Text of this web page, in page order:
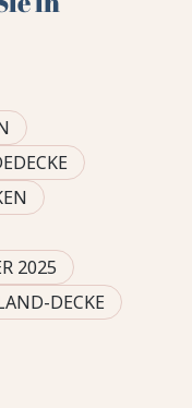
2025
DECKE